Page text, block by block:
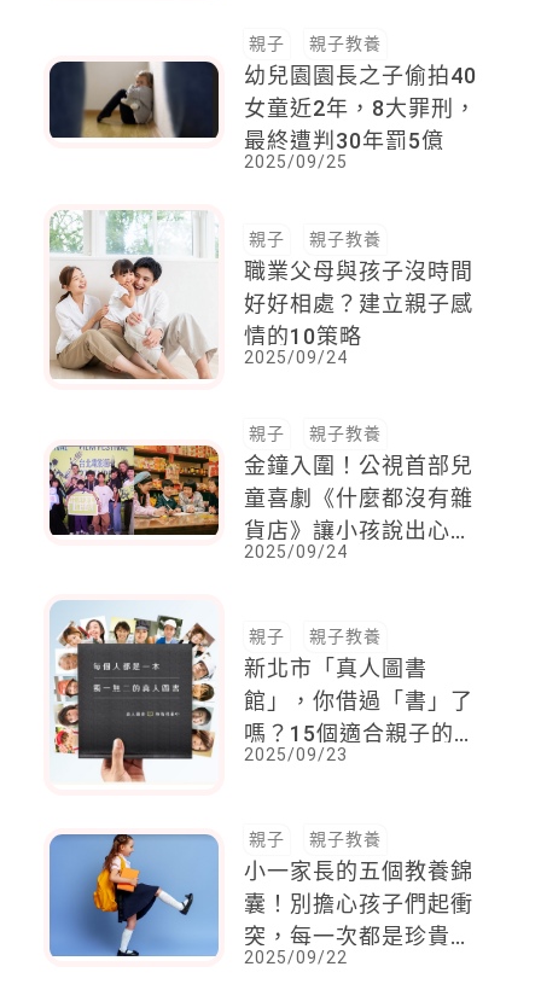
親子 親子教養
幼兒園園長之子偷拍40
女童近2年，8大罪刑，
最終遭判30年罰5億
2025/09/25
親子 親子教養
職業父母與孩子沒時間
好好相處？建立親子感
情的10策略
2025/09/24
親子 親子教養
金鐘入圍！公視首部兒
童喜劇《什麼都沒有雜
貨店》讓小孩說出心底
話
2025/09/24
親子 親子教養
新北市「真人圖書
館」，你借過「書」了
嗎？15個適合親子的
「真人書單」
2025/09/23
親子 親子教養
小一家長的五個教養錦
囊！別擔心孩子們起衝
突，每一次都是珍貴的
經驗
2025/09/22